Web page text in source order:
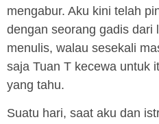
mengabur. Aku kini telah
dengan seorang gadis dari
menulis, walau sesekali
saja Tuan T kecewa untuk
yang tahu.
Suatu hari, saat aku dan